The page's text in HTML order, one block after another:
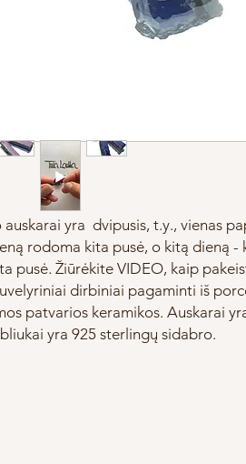
auskarai yra dvipusis, t.y., vienas
rodoma kita pusė, o kitą dieną -
pusė. Žiūrėkite VIDEO, kaip
dirbiniai pagaminti iš
patvarios keramikos. Auskarai
yra 925 sterlingų sidabro.